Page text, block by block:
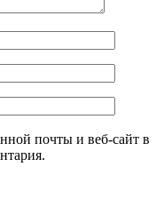
почты и веб-сайт в